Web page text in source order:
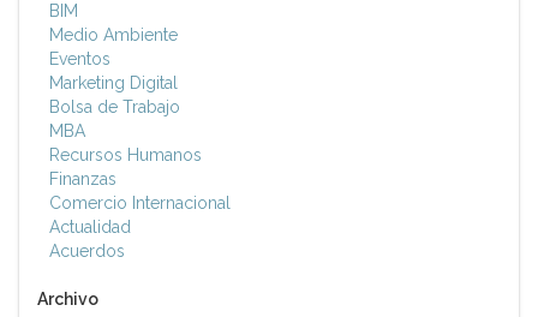
BIM
Medio Ambiente
Eventos
Marketing Digital
Bolsa de Trabajo
MBA
Recursos Humanos
Finanzas
Comercio Internacional
Actualidad
Acuerdos
Archivo